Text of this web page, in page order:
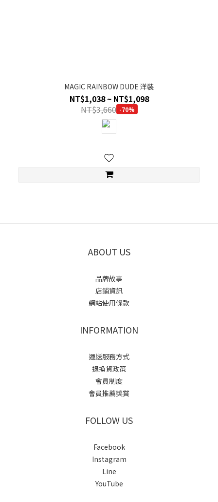
MAGIC RAINBOW DUDE 洋裝
NT$1,038 ~ NT$1,098
NT$3,660 -70%
ABOUT US
品牌故事
店鋪資訊
網站使用條款
INFORMATION
運送服務方式
退換貨政策
會員制度
會員推薦獎賞
FOLLOW US
Facebook
Instagram
Line
YouTube